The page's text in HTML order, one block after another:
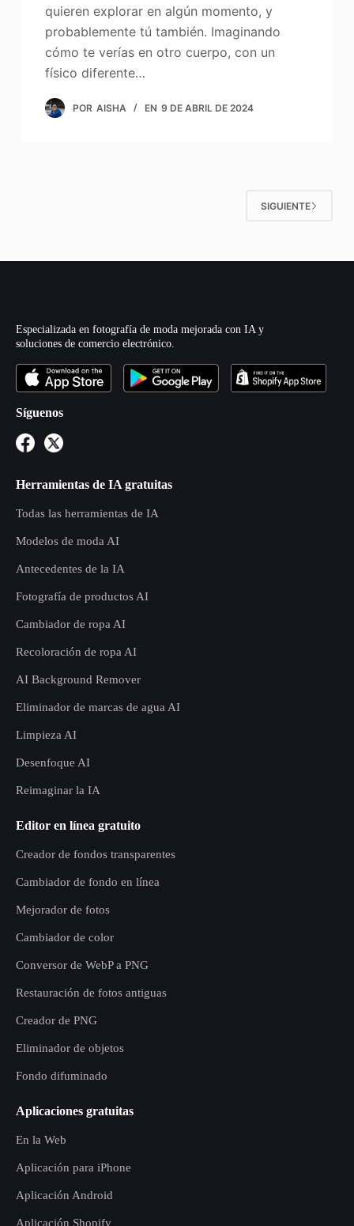
quieren explorar en algún momento, y
probablemente tú también. Imaginando
cómo te verías en otro cuerpo, con un
físico diferente…
POR AISHA EN 9 DE ABRIL DE 2024
SIGUIENTE
Especializada en fotografía de moda mejorada con IA y
soluciones de comercio electrónico.
Síguenos
Herramientas de IA gratuitas
Todas las herramientas de IA
Modelos de moda AI
Antecedentes de la IA
Fotografía de productos AI
Cambiador de ropa AI
Recoloración de ropa AI
AI Background Remover
Eliminador de marcas de agua AI
Limpieza AI
Desenfoque AI
Reimaginar la IA
Editor en línea gratuito
Creador de fondos transparentes
Cambiador de fondo en línea
Mejorador de fotos
Cambiador de color
Conversor de WebP a PNG
Restauración de fotos antiguas
Creador de PNG
Eliminador de objetos
Fondo difuminado
Aplicaciones gratuitas
En la Web
Aplicación para iPhone
Aplicación Android
Aplicación Shopify